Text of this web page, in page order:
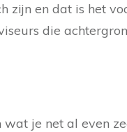
zijn en dat is het
die
wat je net al even